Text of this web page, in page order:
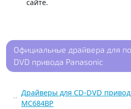
сайте.
Официальные драйвера для
DVD привода Panasonic
Драйверы для CD-DVD
MC684BP